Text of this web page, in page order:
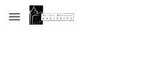
Skip to main content